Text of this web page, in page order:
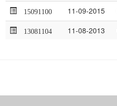
15091100 11-09-2015
13081104 11-08-2013